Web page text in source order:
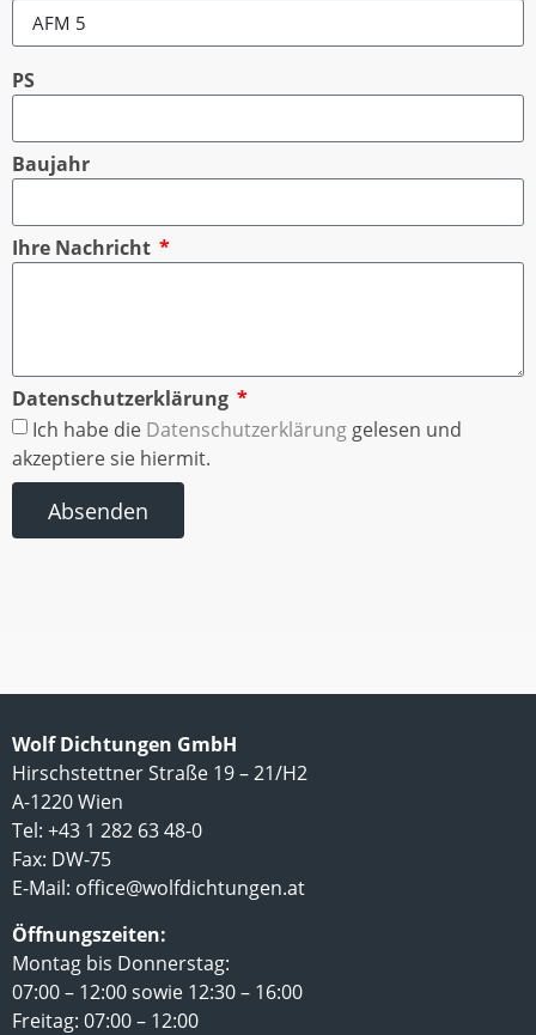
PS
Baujahr
Ihre Nachricht
Datenschutzerklärung
Ich habe die Datenschutzerklärung gelesen und
akzeptiere sie hiermit.
Absenden
Wolf Dichtungen GmbH
Hirschstettner Straße 19 – 21/H2
A-1220 Wien
Tel: +43 1 282 63 48-0
Fax: DW-75
E-Mail: office@wolfdichtungen.at
Öffnungszeiten:
Montag bis Donnerstag:
07:00 – 12:00 sowie 12:30 – 16:00
Freitag: 07:00 – 12:00